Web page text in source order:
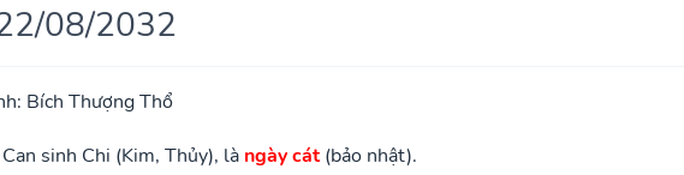
08/2032
Bích Thượng Thổ
sinh Chi (Kim, Thủy), là ngày cát(bảo nhật).